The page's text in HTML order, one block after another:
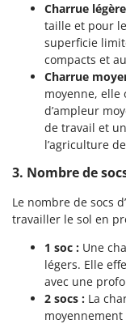
Charrue
taille et pour
superficie
compacts et
Charrue
moyenne,
d’ampleur
de travail et
l’agriculture
3. Nombre de
Le nombre de socs
travailler le sol en
1 soc : Une
légers. Elle
avec une
2 socs : La